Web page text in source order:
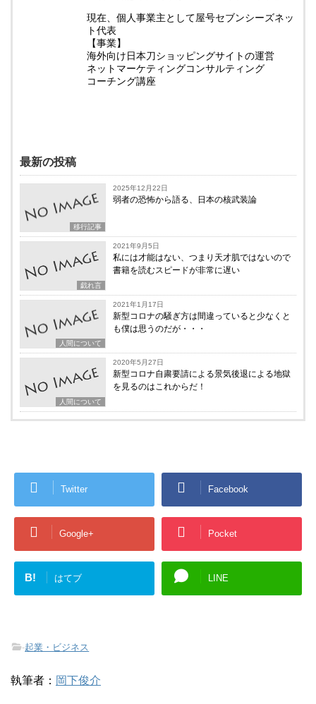
現在、個人事業主として屋号セブンシーズネッ
ト代表
【事業】
海外向け日本刀ショッピングサイトの運営
ネットマーケティングコンサルティング
コーチング講座
最新の投稿
移行記事
2025年12月22日
弱者の恐怖から語る、日本の核武装論
戯れ言
2021年9月5日
私には才能はない、つまり天才肌ではないので
書籍を読むスピードが非常に遅い
人間について
2021年1月17日
新型コロナの騒ぎ方は間違っていると少なくと
も僕は思うのだが・・・
人間について
2020年5月27日
新型コロナ自粛要請による景気後退による地獄
を見るのはこれからだ！
Twitter Facebook
Google+ Pocket
B! はてブ LINE
-起業・ビジネス
執筆者： 岡下俊介